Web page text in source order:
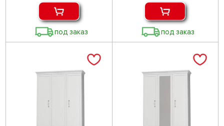
под заказ под заказ